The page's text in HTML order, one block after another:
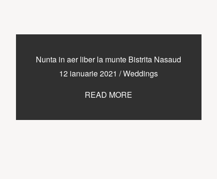
Nunta in aer liber la munte Bistrita Nasaud
12 ianuarie 2021 /Weddings
READ MORE